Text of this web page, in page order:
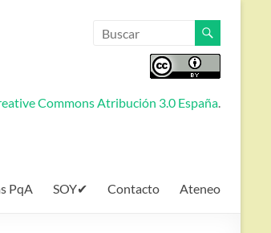
Commons Atribución 3.0 España.
PqA SOY✔ Contacto Ateneo